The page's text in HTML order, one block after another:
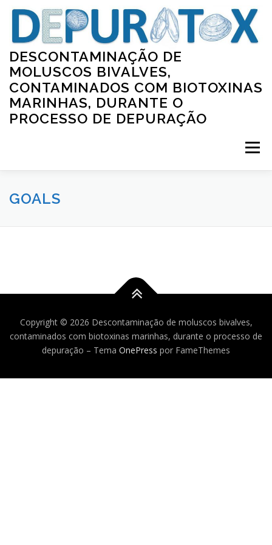
conteúdo
DESCONTAMINAÇÃO DE
MOLUSCOS BIVALVES,
CONTAMINADOS COM BIOTOXINAS
MARINHAS, DURANTE O
PROCESSO DE DEPURAÇÃO
Menu
HOME
CONTACTS
GOALS
Copyright © 2026 Descontaminação de moluscos bivalves,
contaminados com biotoxinas marinhas, durante o processo de
depuração – Tema OnePress por FameThemes